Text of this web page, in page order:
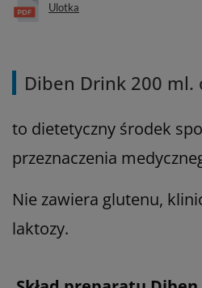
Ulotka
Diben Drink 200 ml.
to dietetyczny środek
przeznaczenia
Nie zawiera glutenu,
laktozy.